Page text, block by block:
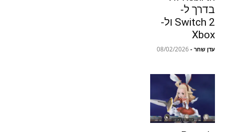
בדרך ל-
Switch 2 ול-
Xbox
עדן שחר -
08/02/2026